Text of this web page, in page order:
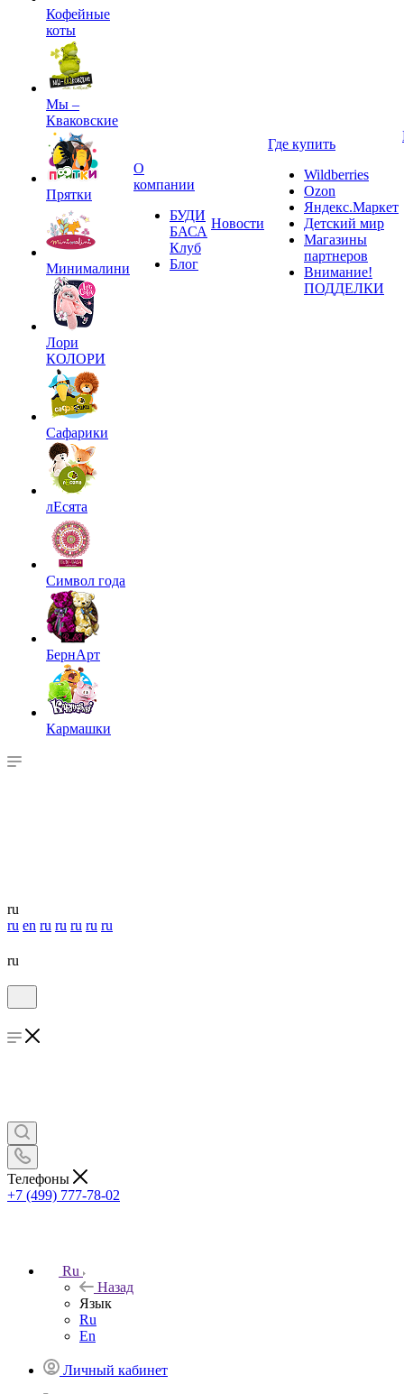
Кофейные
коты
Мы –
Кваковские
Прятки
Минималини
Лори
КОЛОРИ
Сафарики
лЕсята
Символ года
БернАрт
Кармашки
О
компании
БУДИ
БАСА
Клуб
Блог
Новости
Где купить
Wildberries
Ozon
Яндекс.Маркет
Детский мир
Магазины
партнеров
Внимание!
ПОДДЕЛКИ
ru
ru en ru ru ru ru ru
ru
Телефоны
+7 (499) 777-78-02
Ru
Назад
Язык
Ru
En
Личный кабинет